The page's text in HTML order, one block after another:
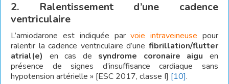
2. Ralentissement d’une cadence
ventriculaire
L’amiodarone est indiquée parvoie intraveineusepour
ralentir la cadence ventriculaire d’une fibrillation/flutter
atrial(e) en cas de syndrome coronaire aigu en
présence de signes d’insuffisance cardiaque sans
hypotension artérielle » [ESC 2017, classe I] [10].